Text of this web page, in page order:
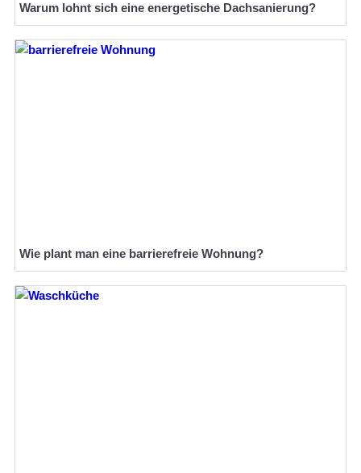
Warum lohnt sich eine energetische Dachsanierung?
Wie plant man eine barrierefreie Wohnung?